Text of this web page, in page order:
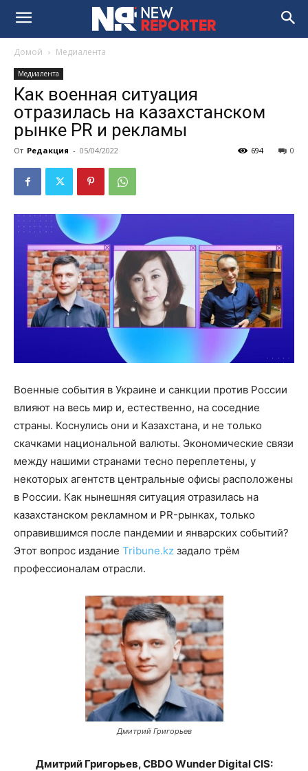
Домой Медиалента
Медиалента
Как военная ситуация
отразилась на казахстанском
рынке PR и рекламы
От Редакция - 05/04/2022 0
694
Военные события в Украине и санкции против России
влияют на весь мир и, естественно, на соседние
страны. Коснулись они и Казахстана, и не только
скачками национальной валюты. Экономические связи
между нашими странами тесно переплетены, у
некоторых агентств центральные офисы расположены
в России. Как нынешняя ситуация отразилась на
казахстанском рекламном и PR-рынках, только
оправившимся после пандемии и январских событий?
Этот вопрос издание Tribune.kz задало трём
профессионалам отрасли.
Дмитрий Григорьев
Дмитрий Григорьев, CBDO Wunder Digital CIS: